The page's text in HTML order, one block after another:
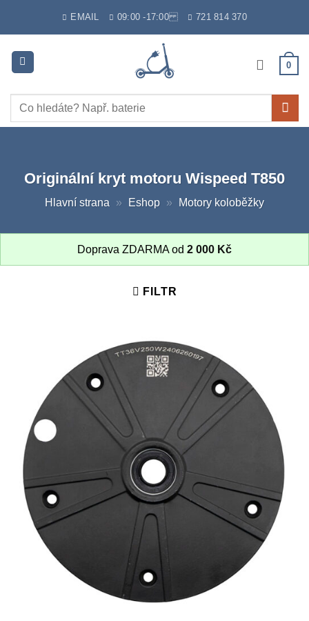
EMAIL 09:00 -17:00 721 814 370
0
Hledat:
Originální kryt motoru Wispeed T850
Hlavní strana » Eshop » Motory koloběžky
Doprava ZDARMA od 2 000 Kč
FILTR